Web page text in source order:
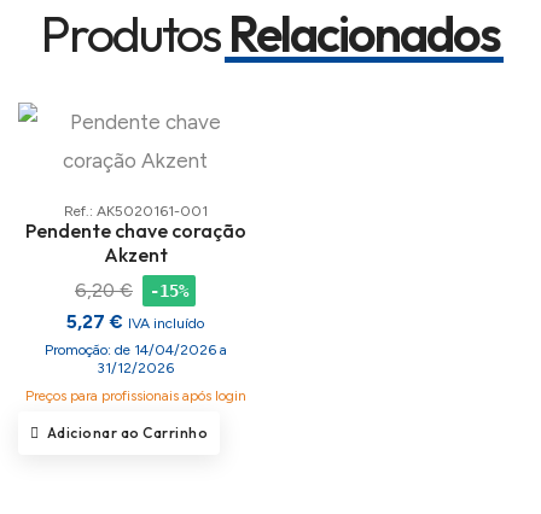
ProdutosRelacionados
Ref.: AK5020161-001
Pendente chave coração
Akzent
6,20 € -15%
5,27 € IVA incluído
Promoção: de 14/04/2026 a
31/12/2026
Preços para profissionais após login
Adicionar ao Carrinho